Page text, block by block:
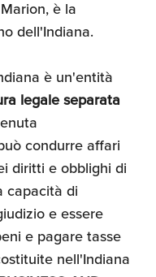
è la
dell'Indiana.
è un'entità
legale separata
condurre affari
diritti e obblighi di
capacità di
e essere
e pagare tasse
nell'Indiana